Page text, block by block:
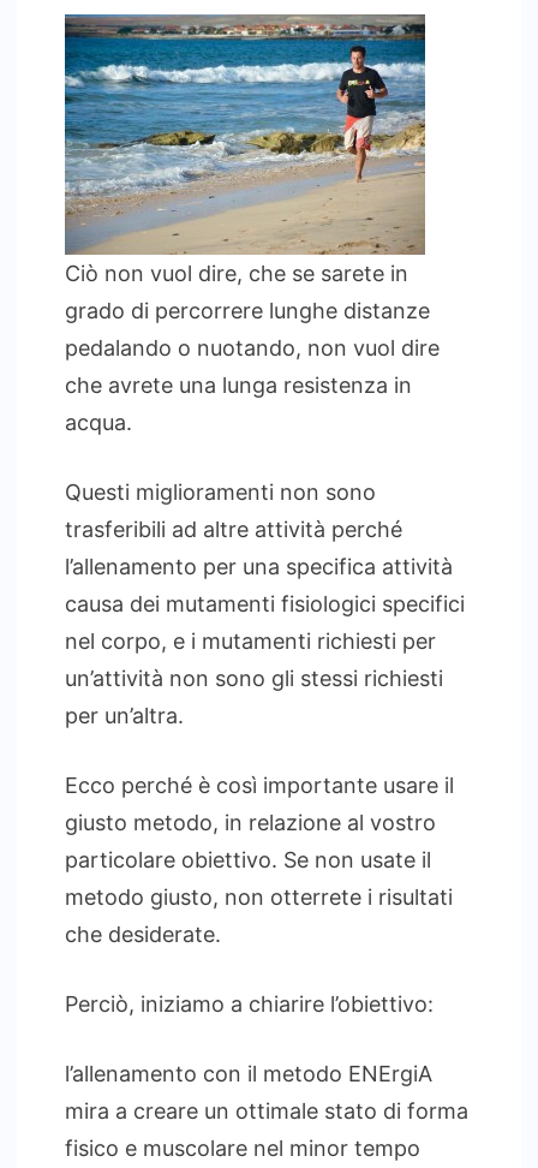
Ciò non vuol dire, che se sarete in
grado di percorrere lunghe distanze
pedalando o nuotando, non vuol dire
che avrete una lunga resistenza in
acqua.
Questi miglioramenti non sono
trasferibili ad altre attività perché
l’allenamento per una specifica attività
causa dei mutamenti fisiologici specifici
nel corpo, e i mutamenti richiesti per
un’attività non sono gli stessi richiesti
per un’altra.
Ecco perché è così importante usare il
giusto metodo, in relazione al vostro
particolare obiettivo. Se non usate il
metodo giusto, non otterrete i risultati
che desiderate.
Perciò, iniziamo a chiarire l’obiettivo:
l’allenamento con il metodo ENErgiA
mira a creare un ottimale stato di forma
fisico e muscolare nel minor tempo